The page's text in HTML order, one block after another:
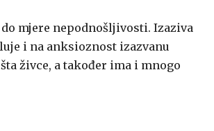
mjere nepodnošljivosti. Izaziva
i na anksioznost izazvanu
živce, a također ima i mnogo